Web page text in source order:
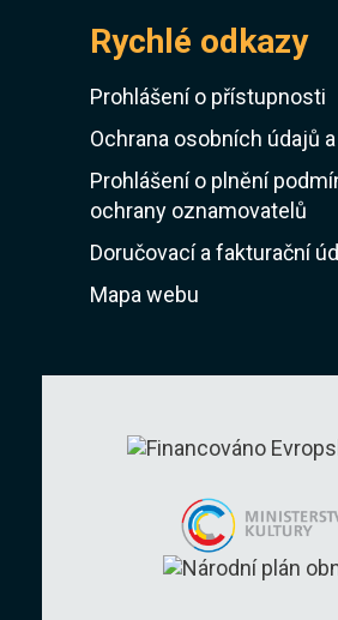
Rychlé odkazy
Prohlášení o přístupnosti
Ochrana osobních údajů
Prohlášení o plnění
ochrany oznamovatelů
Doručovací a fakturační
Mapa webu